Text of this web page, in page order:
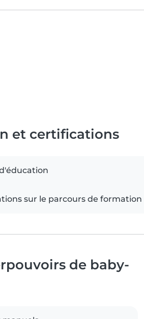
et certifications
sur le parcours de formation
de baby-